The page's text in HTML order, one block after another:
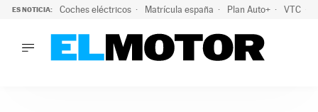
ES NOTICIA: Coches eléctricos Matrícula españa Plan Auto+ VTC